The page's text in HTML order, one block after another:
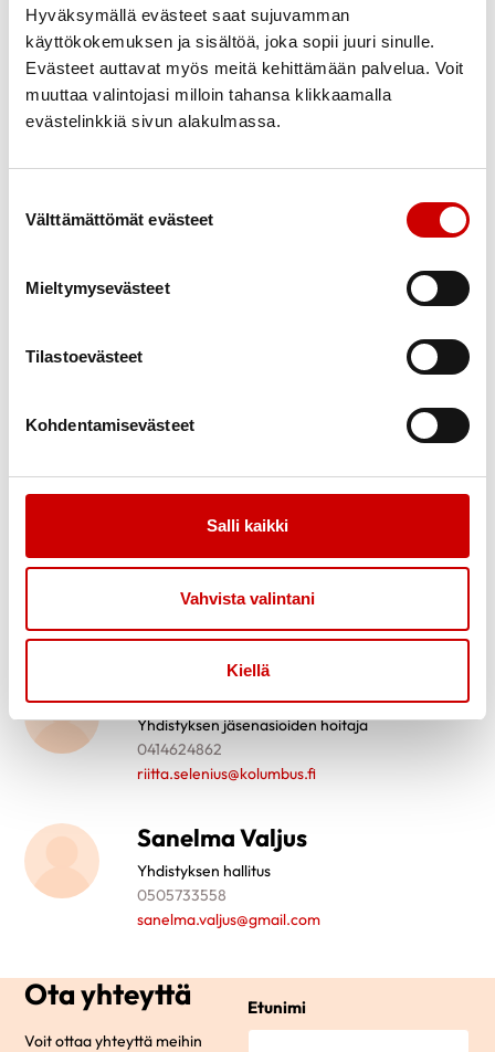
Hyväksymällä evästeet saat sujuvamman
käyttökokemuksen ja sisältöä, joka sopii juuri sinulle.
Evästeet auttavat myös meitä kehittämään palvelua. Voit
muuttaa valintojasi milloin tahansa klikkaamalla
evästelinkkiä sivun alakulmassa.
Välttämättömät evästeet
Mieltymysevästeet
Tilastoevästeet
Kohdentamisevästeet
Salli kaikki
Vahvista valintani
Kiellä
Yhdistyksen hallitus
0407405518
Riitta Selenius
0414624862
Yhdistyksen talousasioiden hoitaja
Yhdistyksen hallitus
riitta.selenius@kolumbus.fi
0414624862
riitta.selenius@kolumbus.fi
Riitta Selenius
Yhdistyksen jäsenasioiden hoitaja
0414624862
riitta.selenius@kolumbus.fi
Sanelma Valjus
Yhdistyksen hallitus
0505733558
sanelma.valjus@gmail.com
Ota yhteyttä
Voit ottaa yhteyttä meihin
Etunimi